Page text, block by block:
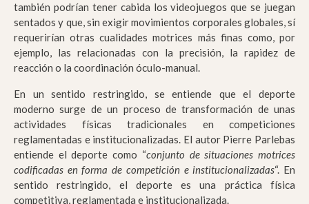
también podrían tener cabida los videojuegos que se juegan
sentados y que, sin exigir movimientos corporales globales, sí
requerirían otras cualidades motrices más finas como, por
ejemplo, las relacionadas con la precisión, la rapidez de
reacción o la coordinación óculo-manual.
En un sentido restringido, se entiende que el deporte
moderno surge de un proceso de transformación de unas
actividades físicas tradicionales en competiciones
reglamentadas e institucionalizadas. El autor Pierre Parlebas
entiende el deporte como “conjunto de situaciones motrices
codificadas en forma de competición e institucionalizadas“. En
sentido restringido, el deporte es una práctica física
competitiva, reglamentada e institucionalizada.